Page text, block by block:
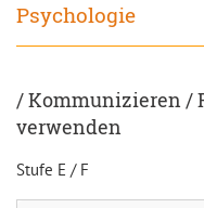
Psychologie
/ Kommunizieren /
verwenden
Stufe E / F